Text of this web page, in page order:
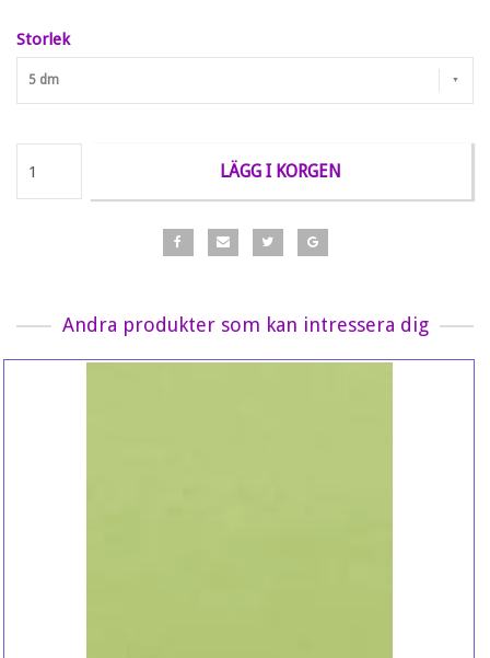
Storlek
5 dm
LÄGG I KORGEN
Andra produkter som kan intressera dig